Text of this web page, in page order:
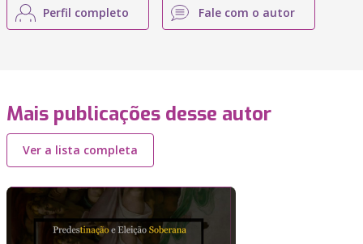
Perfil completo Fale com o autor
Mais publicações desse autor
Ver a lista completa